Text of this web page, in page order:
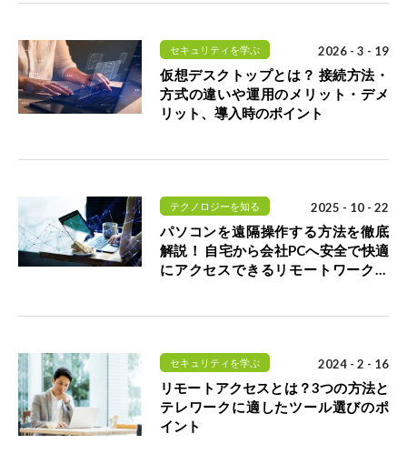
セキュリティを学ぶ 2026 - 3 - 19
仮想デスクトップとは？ 接続方法・
方式の違いや運用のメリット・デメ
リット、導入時のポイント
テクノロジーを知る 2025 - 10 - 22
パソコンを遠隔操作する方法を徹底
解説！ 自宅から会社PCへ安全で快適
にアクセスできるリモートワークを
セキュリティを学ぶ 2024 - 2 - 16
リモートアクセスとは？3つの方法と
テレワークに適したツール選びのポ
イント